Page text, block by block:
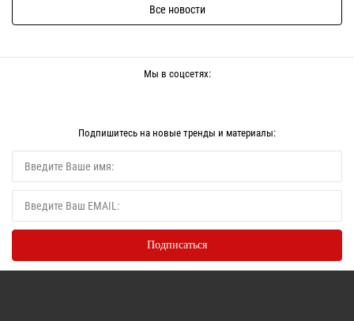
Все новости
Мы в соцсетях:
Подпишитесь на новые тренды и материалы: